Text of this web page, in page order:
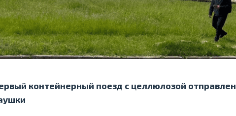
контейнерный поезд с целлюлозой отправлен